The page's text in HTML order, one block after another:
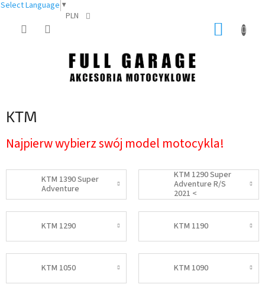
Select Language ▼
PLN
KTM
Najpierw wybierz swój model motocykla!
KTM 1390 Super
Adventure
KTM 1290 Super
Adventure R/S
2021 <
KTM 1290 KTM 1190
KTM 1050 KTM 1090